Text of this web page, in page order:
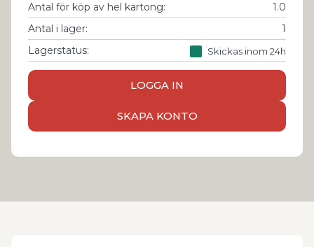
Antal för köp av hel kartong:
1.0
Antal i lager:
1
Lagerstatus:
Skickas inom 24h
LOGGA IN
SKAPA KONTO